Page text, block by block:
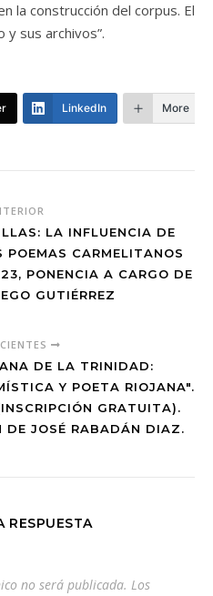
la construcción del corpus. El
y sus archivos”.
LinkedIn More
LA INFLUENCIA DE
POEMAS CARMELITANOS
PONENCIA A CARGO DE
GUTIÉRREZ
DE LA TRINIDAD:
Y POETA RIOJANA".
GRATUITA).
DE JOSÉ RABADÁN DIAZ.
RESPUESTA
no será publicada. Los